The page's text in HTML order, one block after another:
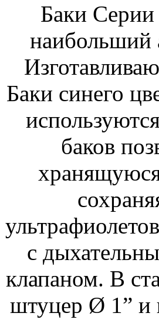
Баки
наибольший
Баки синего
баков
с
клапаном. В
штуцер Ø 1” и